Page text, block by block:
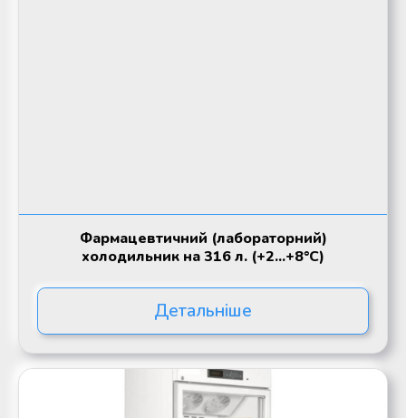
Фармацевтичний (лабораторний)
холодильник на 316 л. (+2...+8°C)
Детальніше